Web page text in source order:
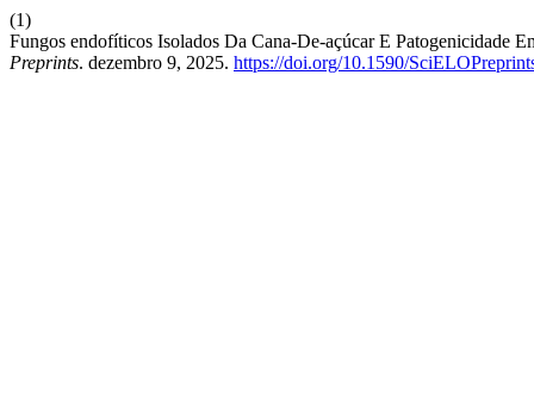
(1)
Fungos endofíticos Isolados Da Cana-De-açúcar E Patogenicidade
Preprints. dezembro 9, 2025. https://doi.org/10.1590/